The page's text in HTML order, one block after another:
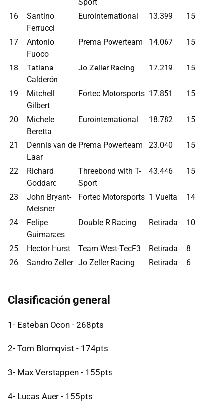
Sport
16
Santino
Ferrucci
Eurointernational 13.399 15
17
Antonio
Fuoco
Prema Powerteam 14.067 15
18
Tatiana
Calderón
Jo Zeller Racing 17.219 15
19
Mitchell
Gilbert
Fortec Motorsports 17.851 15
20
Michele
Beretta
Eurointernational 18.782 15
21
Dennis van de
Laar
Prema Powerteam 23.040 15
22
Richard
Goddard
Threebond with T-
Sport
43.446 15
23
John Bryant-
Meisner
Fortec Motorsports 1 Vuelta 14
24
Felipe
Guimaraes
Double R Racing Retirada 10
25 Hector Hurst Team West-TecF3 Retirada
8
26
Sandro Zeller Jo Zeller Racing Retirada 6
Clasificación general
1- Esteban Ocon - 268pts
2- Tom Blomqvist - 174pts
3- Max Verstappen - 155pts
4- Lucas Auer - 155pts